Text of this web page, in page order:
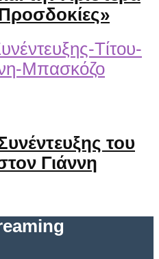
του
Γιάννη